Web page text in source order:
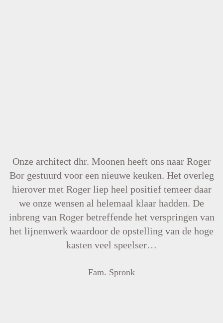
Onze architect dhr. Moonen heeft ons naar Roger
Bor gestuurd voor een nieuwe keuken. Het overleg
hierover met Roger liep heel positief temeer daar
we onze wensen al helemaal klaar hadden. De
inbreng van Roger betreffende het verspringen van
het lijnenwerk waardoor de opstelling van de hoge
kasten veel speelser…
Fam. Spronk